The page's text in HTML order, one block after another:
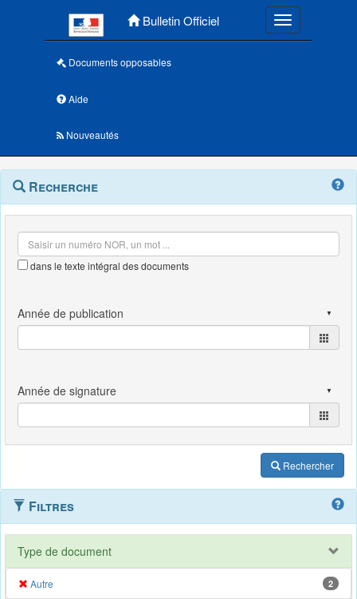
Bulletin Officiel Toggle
Documents opposables
Aide
Nouveautés
Navigation
outils
Menu
contextuel
Recherche
dans le texte intégral des documents
Rechercher
Filtres
Type de document
Autre 2